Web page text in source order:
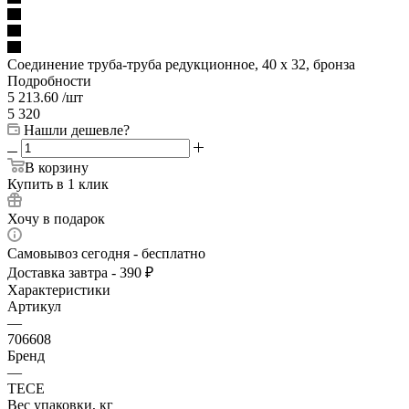
Соединение труба-труба редукционное, 40 х 32, бронза
Подробности
5 213.60 /шт
5 320
Нашли дешевле?
В корзину
Купить в 1 клик
Хочу в подарок
Самовывоз сегодня - бесплатно
Доставка завтра - 390 ₽
Характеристики
Артикул
—
706608
Бренд
—
TECE
Вес упаковки, кг